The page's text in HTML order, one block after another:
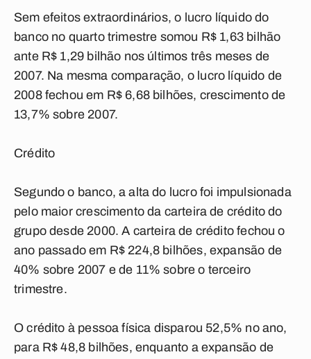
Sem efeitos extraordinários, o lucro líquido do
banco no quarto trimestre somou R$ 1,63 bilhão
ante R$ 1,29 bilhão nos últimos três meses de
2007. Na mesma comparação, o lucro líquido de
2008 fechou em R$ 6,68 bilhões, crescimento de
13,7% sobre 2007.
Crédito
Segundo o banco, a alta do lucro foi impulsionada
pelo maior crescimento da carteira de crédito do
grupo desde 2000. A carteira de crédito fechou o
ano passado em R$ 224,8 bilhões, expansão de
40% sobre 2007 e de 11% sobre o terceiro
trimestre.
O crédito à pessoa física disparou 52,5% no ano,
para R$ 48,8 bilhões, enquanto a expansão de